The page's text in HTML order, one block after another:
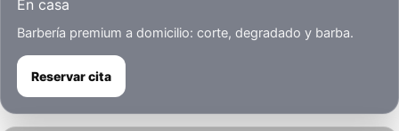
En casa
Barbería premium a domicilio: corte, degradado y barba.
Reservar cita